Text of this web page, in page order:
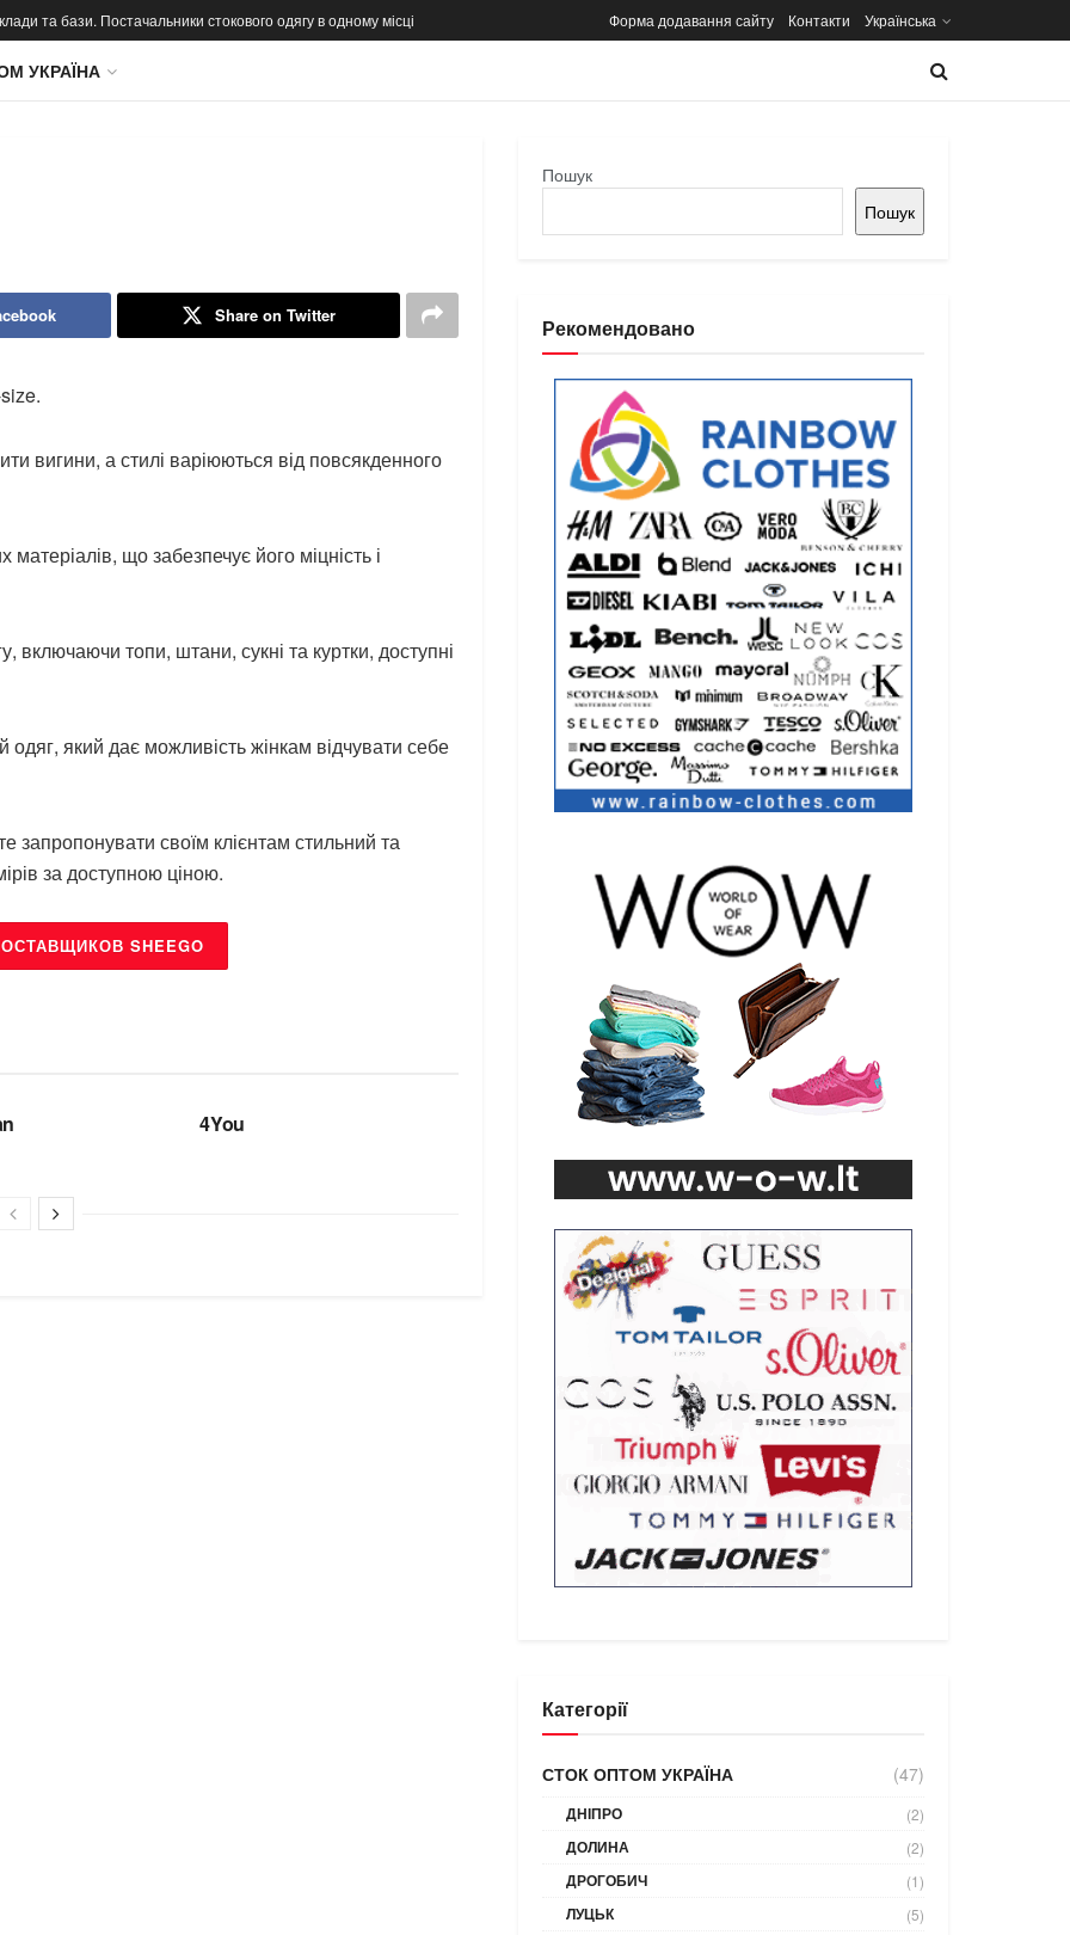
та бази. Постачальники стокового одягу в одному місці Форма додавання сайту Контакти Українська
УКРАЇНА
Share on Twitter
вигини, а стилі варіюються від повсякденного
що забезпечує його міцність і
топи, штани, сукні та куртки, доступні
який дає можливість жінкам відчувати себе
запропонувати своїм клієнтам стильний та
за доступною ціною.
SHEEGO
4You
Пошук
Пошук
Рекомендовано
Категорії
СТОК ОПТОМ УКРАЇНА (47)
ДНІПРО (2)
ДОЛИНА (2)
ДРОГОБИЧ (1)
ЛУЦЬК (5)